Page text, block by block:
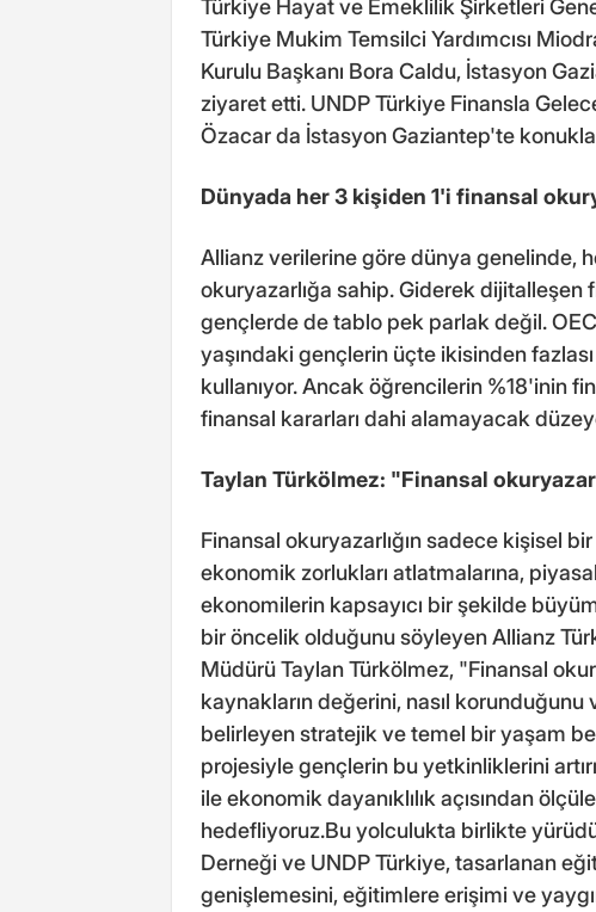
Türkiye Hayat ve Emeklilik Şirketleri
Türkiye Mukim Temsilci Yardımcısı
Kurulu Başkanı Bora Caldu, İstasyon
ziyaret etti. UNDP Türkiye Finansla
Özacar da İstasyon Gaziantep'te
Dünyada her 3 kişiden 1'i finansal
Allianz verilerine göre dünya genelinde,
okuryazarlığa sahip. Giderek
gençlerde de tablo pek parlak değil.
yaşındaki gençlerin üçte ikisinden
kullanıyor. Ancak öğrencilerin %18'inin
finansal kararları dahi alamayacak
Taylan Türkölmez: "Finansal
Finansal okuryazarlığın sadece kişisel
ekonomik zorlukları atlatmalarına,
ekonomilerin kapsayıcı bir şekilde
bir öncelik olduğunu söyleyen Allianz
Müdürü Taylan Türkölmez, "Finansal
kaynakların değerini, nasıl
belirleyen stratejik ve temel bir yaşam
projesiyle gençlerin bu yetkinliklerini
ile ekonomik dayanıklılık açısından
hedefliyoruz.Bu yolculukta birlikte
Derneği ve UNDP Türkiye, tasarlanan
genişlemesini, eğitimlere erişimi ve